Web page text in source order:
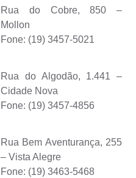
Rua do Cobre, 850 –
Mollon
Fone: (19) 3457-5021
Rua do Algodão, 1.441 –
Cidade Nova
Fone: (19) 3457-4856
Rua Bem Aventurança, 255
– Vista Alegre
Fone: (19) 3463-5468